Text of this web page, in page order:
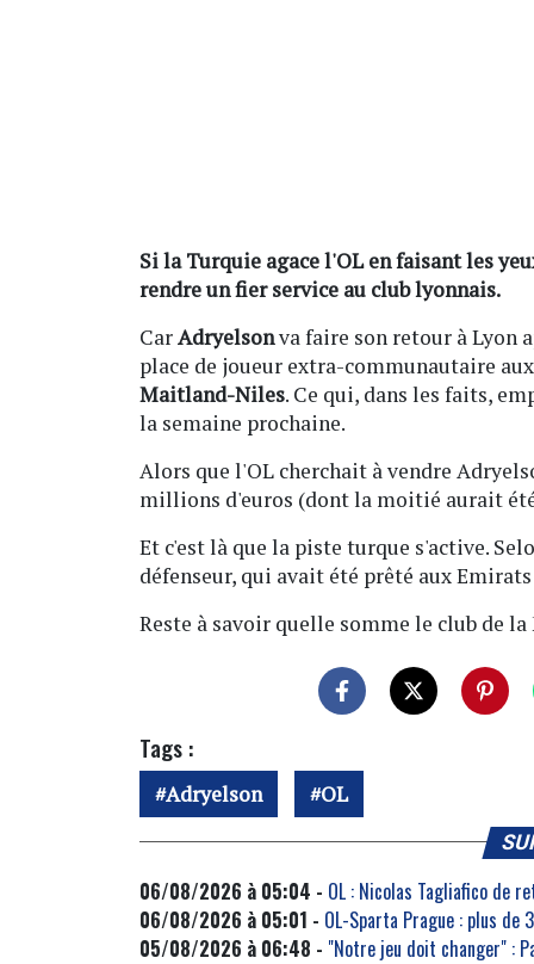
Si la Turquie agace l'OL en faisant les
rendre un fier service au club lyonnais.
CarAdryelsonva faire son retour à Lyon
place de joueur extra-communautaire
Maitland-Niles. Ce qui, dans les faits,
la semaine prochaine.
Alors que l'OL cherchait à vendre
millions d'euros (dont la moitié aurait
Et c'est là que la piste turque s'active.
défenseur, qui avait été prêté aux Emirats
Reste à savoir quelle somme le club de
Tags :
Adryelson OL
06/08/2026 à 05:04 - OL : Nicolas Tagliafico de
06/08/2026 à 05:01 - OL-Sparta Prague : plus
05/08/2026 à 06:48 - "Notre jeu doit changer" :